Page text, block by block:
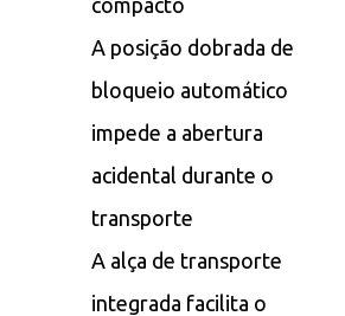
A posição dobrada de
bloqueio automático
impede a abertura
acidental durante o
transporte
A alça de transporte
integrada facilita o